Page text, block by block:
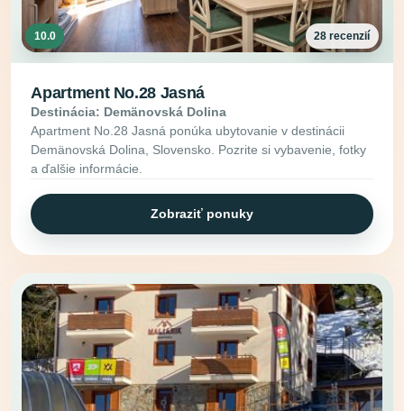
10.0 28 recenzií
Apartment No.28 Jasná
Destinácia: Demänovská Dolina
Apartment No.28 Jasná ponúka ubytovanie v destinácii
Demänovská Dolina, Slovensko. Pozrite si vybavenie, fotky
a ďalšie informácie.
Zobraziť ponuky